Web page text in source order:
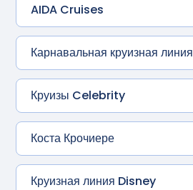
AIDA Cruises
Карнавальная круизная линия
Круизы Celebrity
Коста Крочиере
Круизная линия Disney